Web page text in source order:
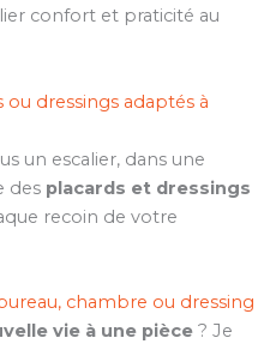
confort et praticité au
dressings adaptés à
un escalier, dans une
des placards et dressings
recoin de votre
chambre ou dressing
vie à une pièce ? Je